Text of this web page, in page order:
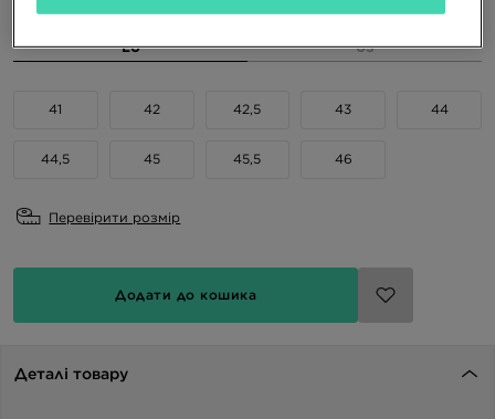
EU US
41 42 42,5 43 44
44,5 45 45,5 46
Перевірити розмір
Додати до кошика
Деталі товару